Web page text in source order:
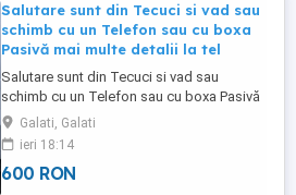
Salutare sunt din Tecuci si vad sau
schimb cu un Telefon sau cu boxa
Pasivă mai multe detalii la tel
Salutare sunt din Tecuci si vad sau
schimb cu un Telefon sau cu boxa Pasivă
mai multe detalii la telefon
Galati, Galati
ieri 18:14
600 RON